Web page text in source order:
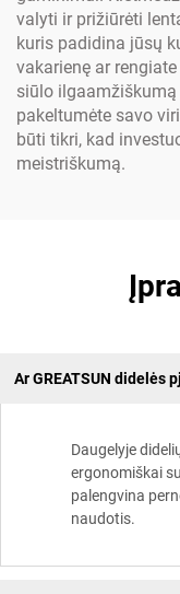
valyti ir prižiūrėti
kuris padidina jūsų
vakarienę ar
siūlo
pakeltumėte savo
būti tikri, kad
meistriškumą.
Ar GREATSUN didelės
Daugelyje
ergonomiškai
palengvina
naudotis.